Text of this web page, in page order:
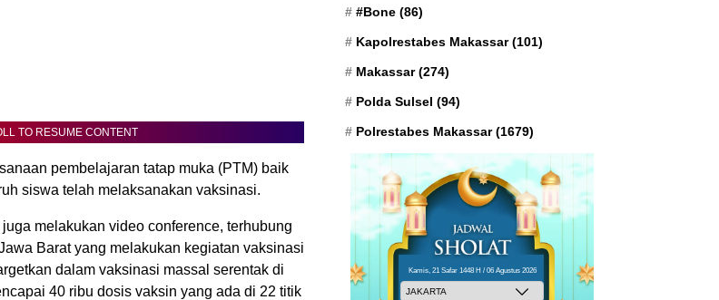
TO RESUME CONTENT
pembelajaran tatap muka (PTM) baik
siswa telah melaksanakan vaksinasi.
melakukan video conference, terhubung
Barat yang melakukan kegiatan vaksinasi
dalam vaksinasi massal serentak di
40 ribu dosis vaksin yang ada di 22 titik
#Bone (86)
Kapolrestabes Makassar(101)
Makassar(274)
Polda Sulsel (94)
Polrestabes Makassar(1679)
Kamis, 21 Safar 1448 H / 06 Agustus 2026